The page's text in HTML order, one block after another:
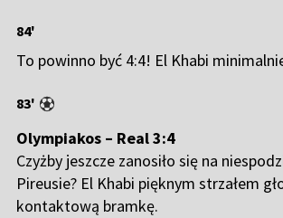
84'
To powinno być 4:4! El Khabi
83'
Olympiakos – Real 3:4
Czyżby jeszcze zanosiło się na
Pireusie? El Khabi pięknym strzałem
kontaktową bramkę.